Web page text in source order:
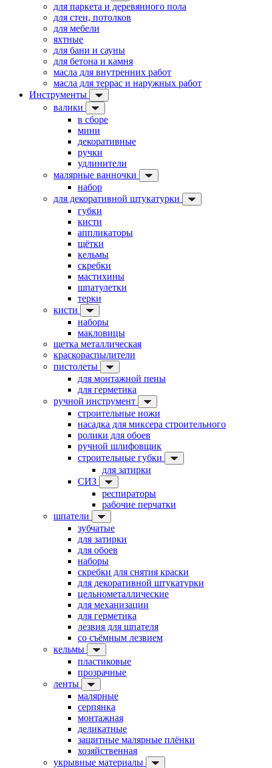
для паркета и деревянного пола
для стен, потолков
для мебели
яхтные
для бани и сауны
для бетона и камня
масла для внутренних работ
масла для террас и наружных работ
Инструменты
валики
в сборе
мини
декоративные
ручки
удлинители
малярные ванночки
набор
для декоративной штукатурки
губки
кисти
аппликаторы
щётки
кельмы
скребки
мастихины
шпатулетки
терки
кисти
наборы
макловицы
щетка металлическая
краскораспылители
пистолеты
для монтажной пены
для герметика
ручной инструмент
строительные ножи
насадка для миксера строительного
ролики для обоев
ручной шлифовщик
строительные губки
для затирки
СИЗ
респираторы
рабочие перчатки
шпатели
зубчатые
для затирки
для обоев
наборы
скребки для снятия краски
для декоративной штукатурки
цельнометаллические
для механизации
для герметика
лезвия для шпателя
со съёмным лезвием
кельмы
пластиковые
прозрачные
ленты
малярные
серпянка
монтажная
деликатные
защитные малярные плёнки
хозяйственная
укрывные материалы